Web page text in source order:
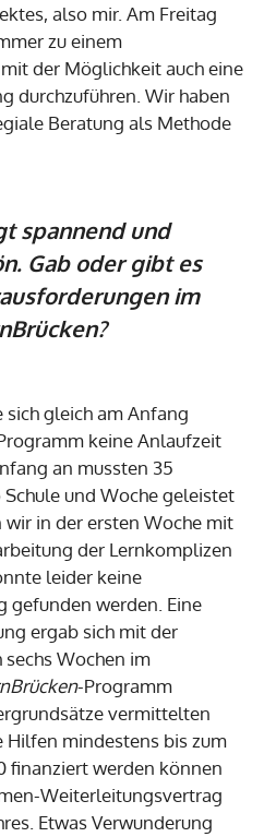
also mir. Am Freitag
zu einem
der Möglichkeit auch eine
durchzuführen. Wir haben
Beratung als Methode
spannend und
Gab oder gibt es
im
sich gleich am Anfang
keine Anlaufzeit
an mussten 35
und Woche geleistet
wir in der ersten Woche mit
der Lernkomplizen
leider keine
gefunden werden. Eine
ergab sich mit der
Wochen im
-Programm
vermittelten
Hilfen mindestens bis zum
finanziert werden können
Weiterleitungsvertrag
Etwas Verwunderung